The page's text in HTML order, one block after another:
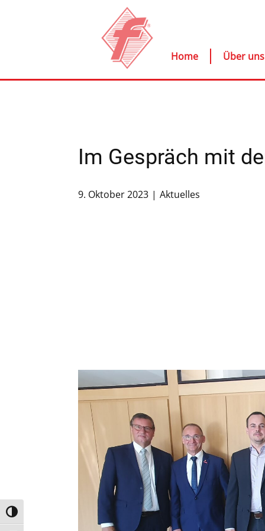
Umschalten auf hohe Kontraste
Home Über uns
Im Gespräch mit
9. Oktober 2023 Aktuelles